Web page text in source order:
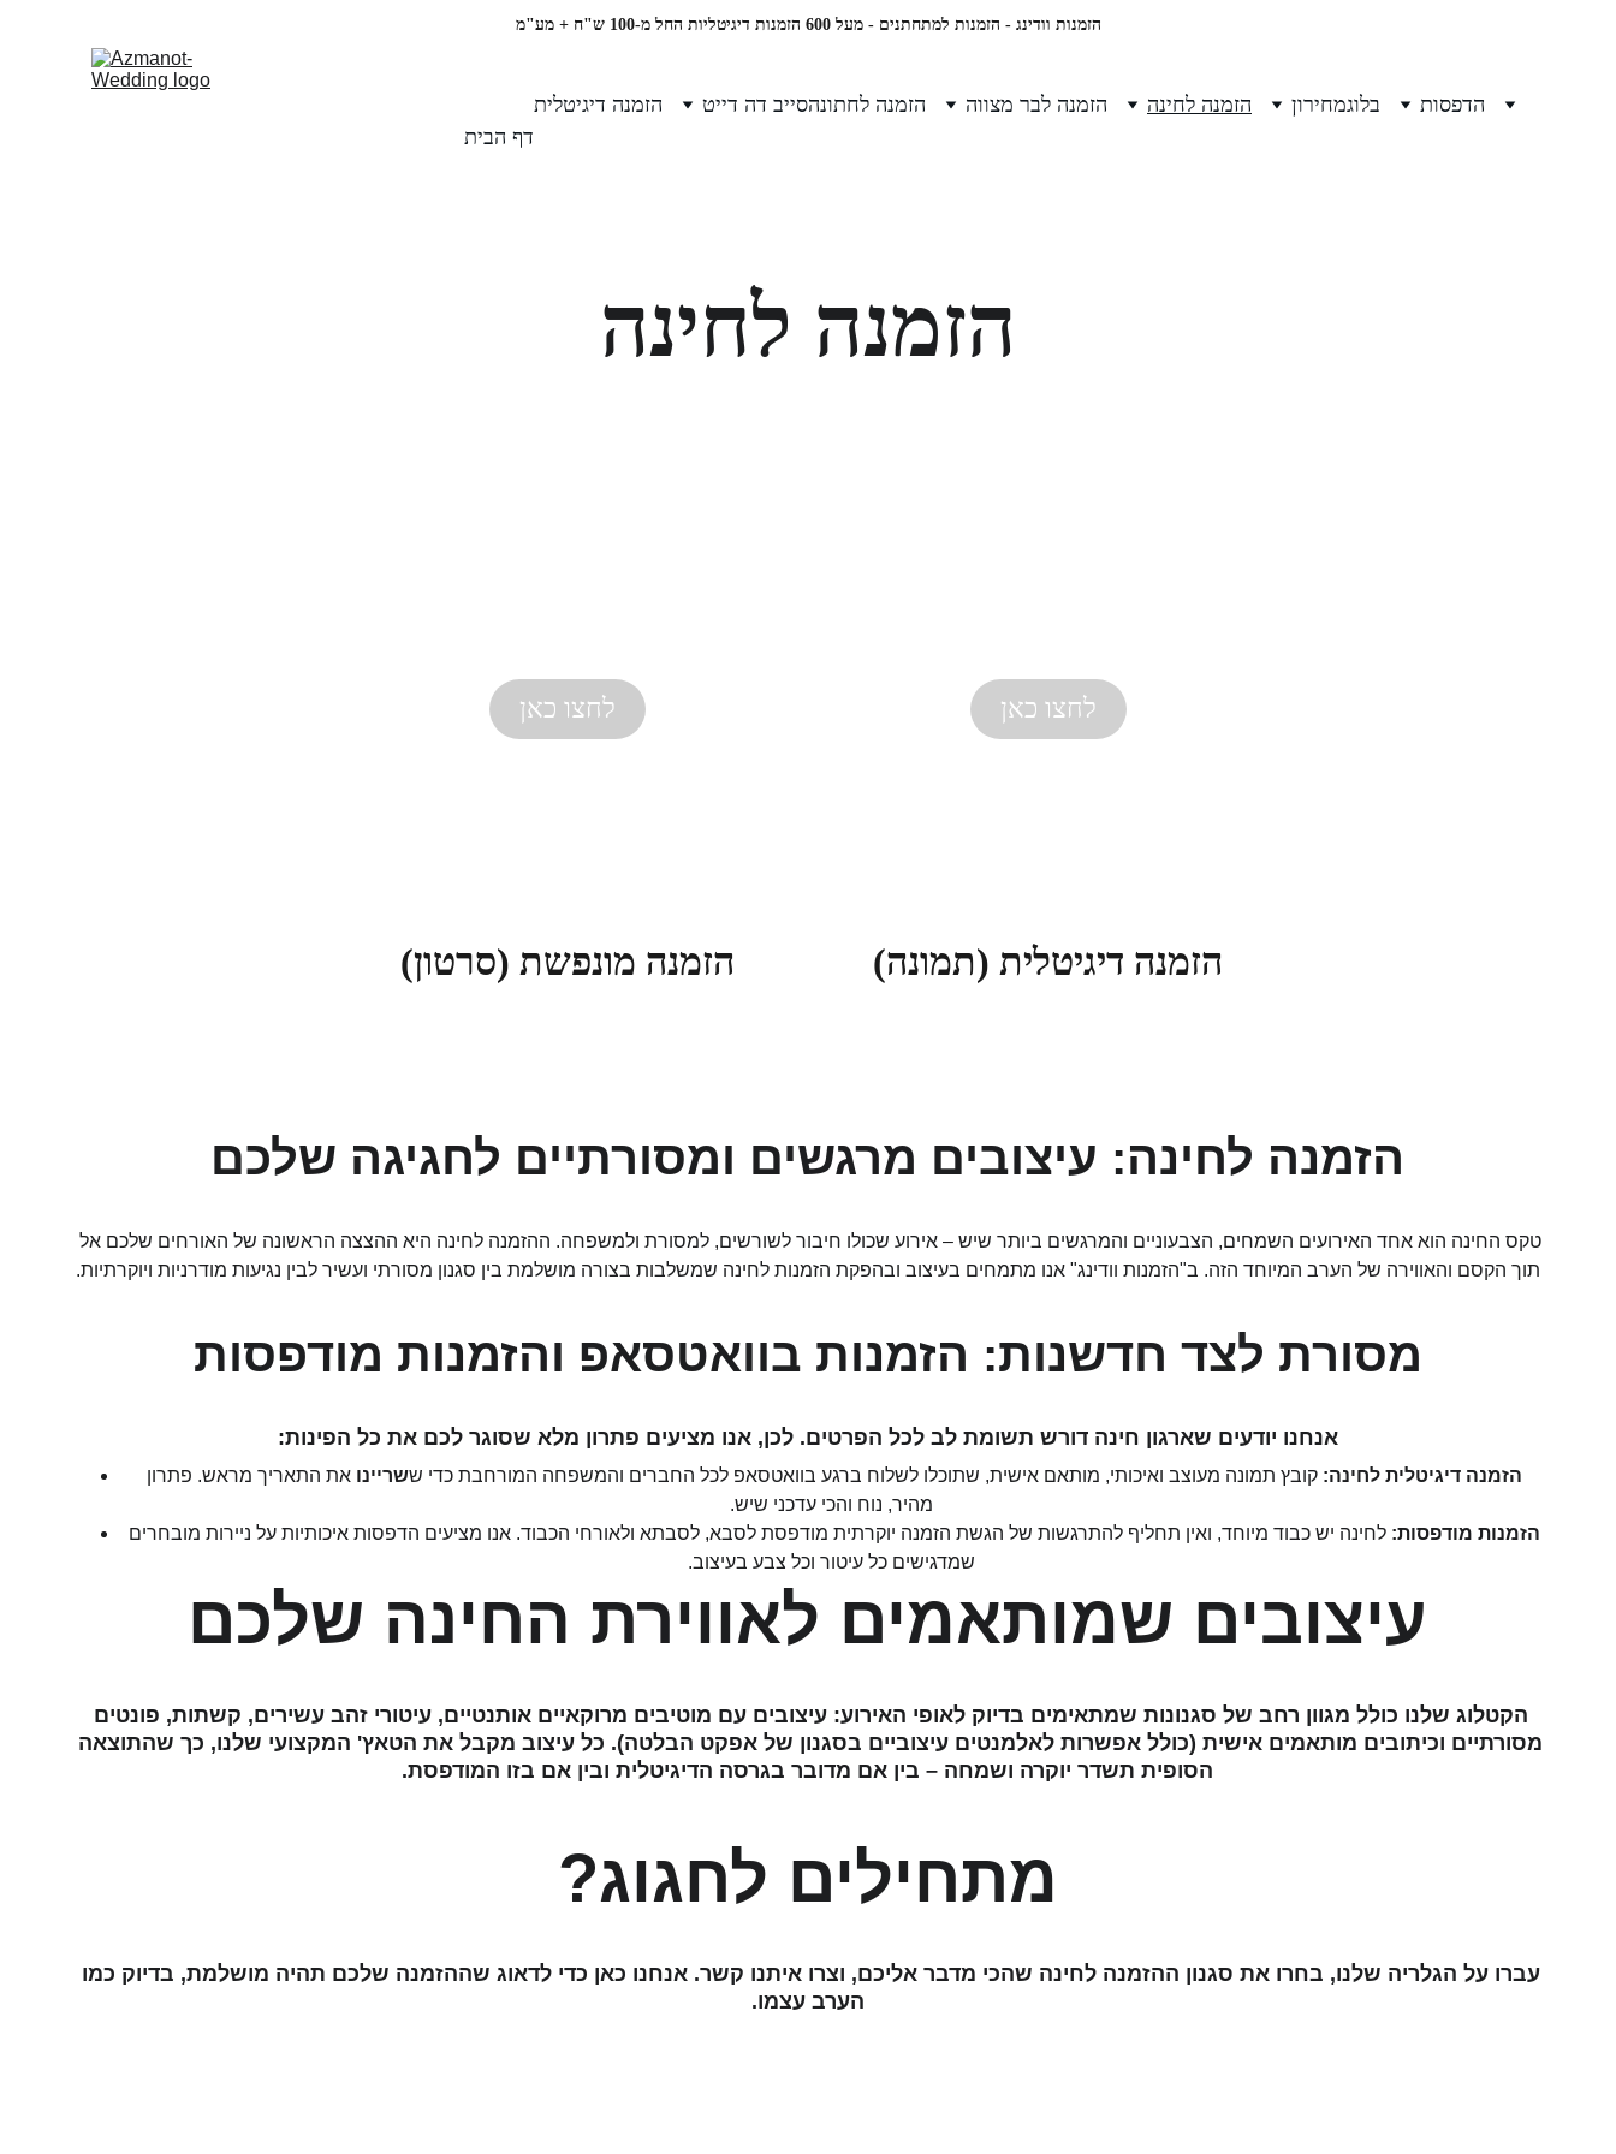
הזמנות וודינג - הזמנות למתחתנים - מעל 600 הזמנות דיגיטליות החל מ-100 ש"ח + מע"מ
דף הבית
הזמנה דיגיטלית סייב דה דייטהזמנה לחתונה הזמנה לבר מצווה הזמנה לחינה מחירוןבלוג הדפסות
הזמנה לחינה
הזמנה דיגיטלית (תמונה)
לחצו כאן לחצו כאן
הזמנה מונפשת (סרטון)
הזמנה לחינה: עיצובים מרגשים ומסורתיים לחגיגה שלכם
טקס החינה הוא אחד האירועים השמחים, הצבעוניים והמרגשים ביותר שיש – אירוע שכולו חיבור לשורשים, למסורת ולמשפחה. ההזמנה לחינה היא ההצצה הראשונה של האורחים שלכם אל
תוך הקסם והאווירה של הערב המיוחד הזה. ב"הזמנות וודינג" אנו מתמחים בעיצוב ובהפקת הזמנות לחינה שמשלבות בצורה מושלמת בין סגנון מסורתי ועשיר לבין נגיעות מודרניות ויוקרתיות.
מסורת לצד חדשנות: הזמנות בוואטסאפ והזמנות מודפסות
אנחנו יודעים שארגון חינה דורש תשומת לב לכל הפרטים. לכן, אנו מציעים פתרון מלא שסוגר לכם את כל הפינות:
הזמנה דיגיטלית לחינה: קובץ תמונה מעוצב ואיכותי, מותאם אישית, שתוכלו לשלוח ברגע בוואטסאפ לכל החברים והמשפחה המורחבת כדי ששריינו את התאריך מראש. פתרון
מהיר, נוח והכי עדכני שיש.
הזמנות מודפסות: לחינה יש כבוד מיוחד, ואין תחליף להתרגשות של הגשת הזמנה יוקרתית מודפסת לסבא, לסבתא ולאורחי הכבוד. אנו מציעים הדפסות איכותיות על ניירות מובחרים
שמדגישים כל עיטור וכל צבע בעיצוב.
עיצובים שמותאמים לאווירת החינה שלכם
הקטלוג שלנו כולל מגוון רחב של סגנונות שמתאימים בדיוק לאופי האירוע: עיצובים עם מוטיבים מרוקאיים אותנטיים, עיטורי זהב עשירים, קשתות, פונטים
מסורתיים וכיתובים מותאמים אישית (כולל אפשרות לאלמנטים עיצוביים בסגנון של אפקט הבלטה). כל עיצוב מקבל את הטאץ' המקצועי שלנו, כך שהתוצאה
הסופית תשדר יוקרה ושמחה – בין אם מדובר בגרסה הדיגיטלית ובין אם בזו המודפסת.
מתחילים לחגוג?
עברו על הגלריה שלנו, בחרו את סגנון ההזמנה לחינה שהכי מדבר אליכם, וצרו איתנו קשר. אנחנו כאן כדי לדאוג שההזמנה שלכם תהיה מושלמת, בדיוק כמו
הערב עצמו.